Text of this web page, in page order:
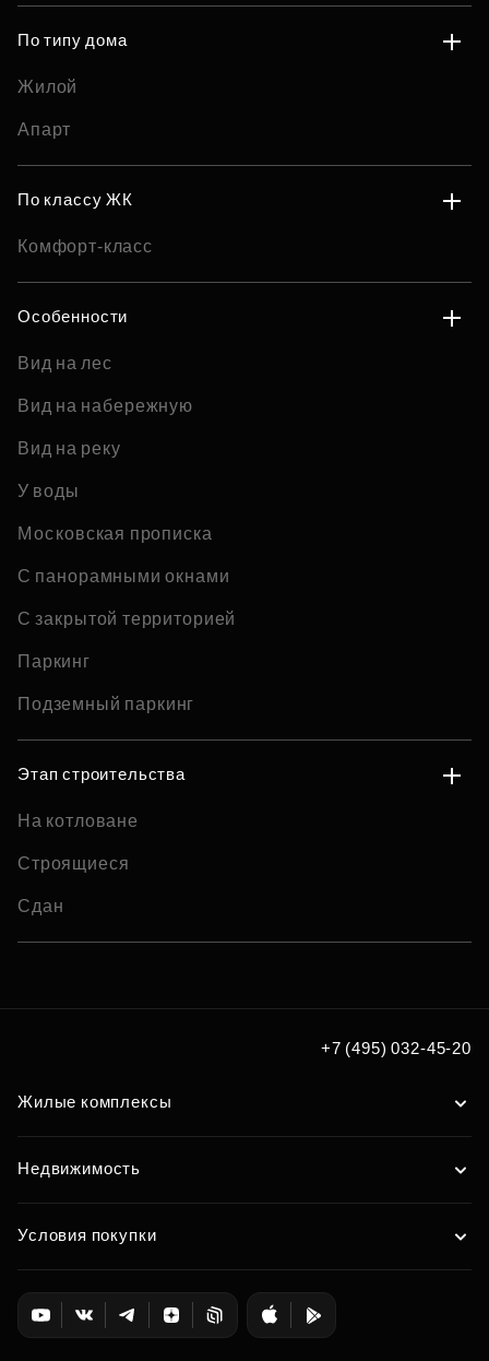
По типу дома
Жилой
Апарт
По классу ЖК
Комфорт-класс
Особенности
Вид на лес
Вид на набережную
Вид на реку
У воды
Московская прописка
С панорамными окнами
С закрытой территорией
Паркинг
Подземный паркинг
Этап строительства
На котловане
Строящиеся
Сдан
+7 (495) 032-45-20
Жилые комплексы
Недвижимость
Условия покупки